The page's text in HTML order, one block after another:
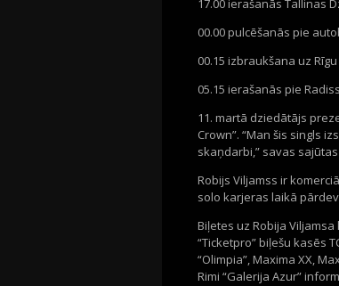
17.00 ierašanās Tallinas
00.00 pulcēšanās pie
00.15 izbraukšana uz Rīgu
05.15 ierašanās pie
11. martā dziedātājs
Crown”. “Man šis singls
skaņdarbi,” savas
Robijs Viljamss ir
solo karjeras laikā
Biļetes uz Robija
“Ticketpro” biļešu kasēs
“Olimpia”, Maxima XX,
Rimi “Galerija Azur”